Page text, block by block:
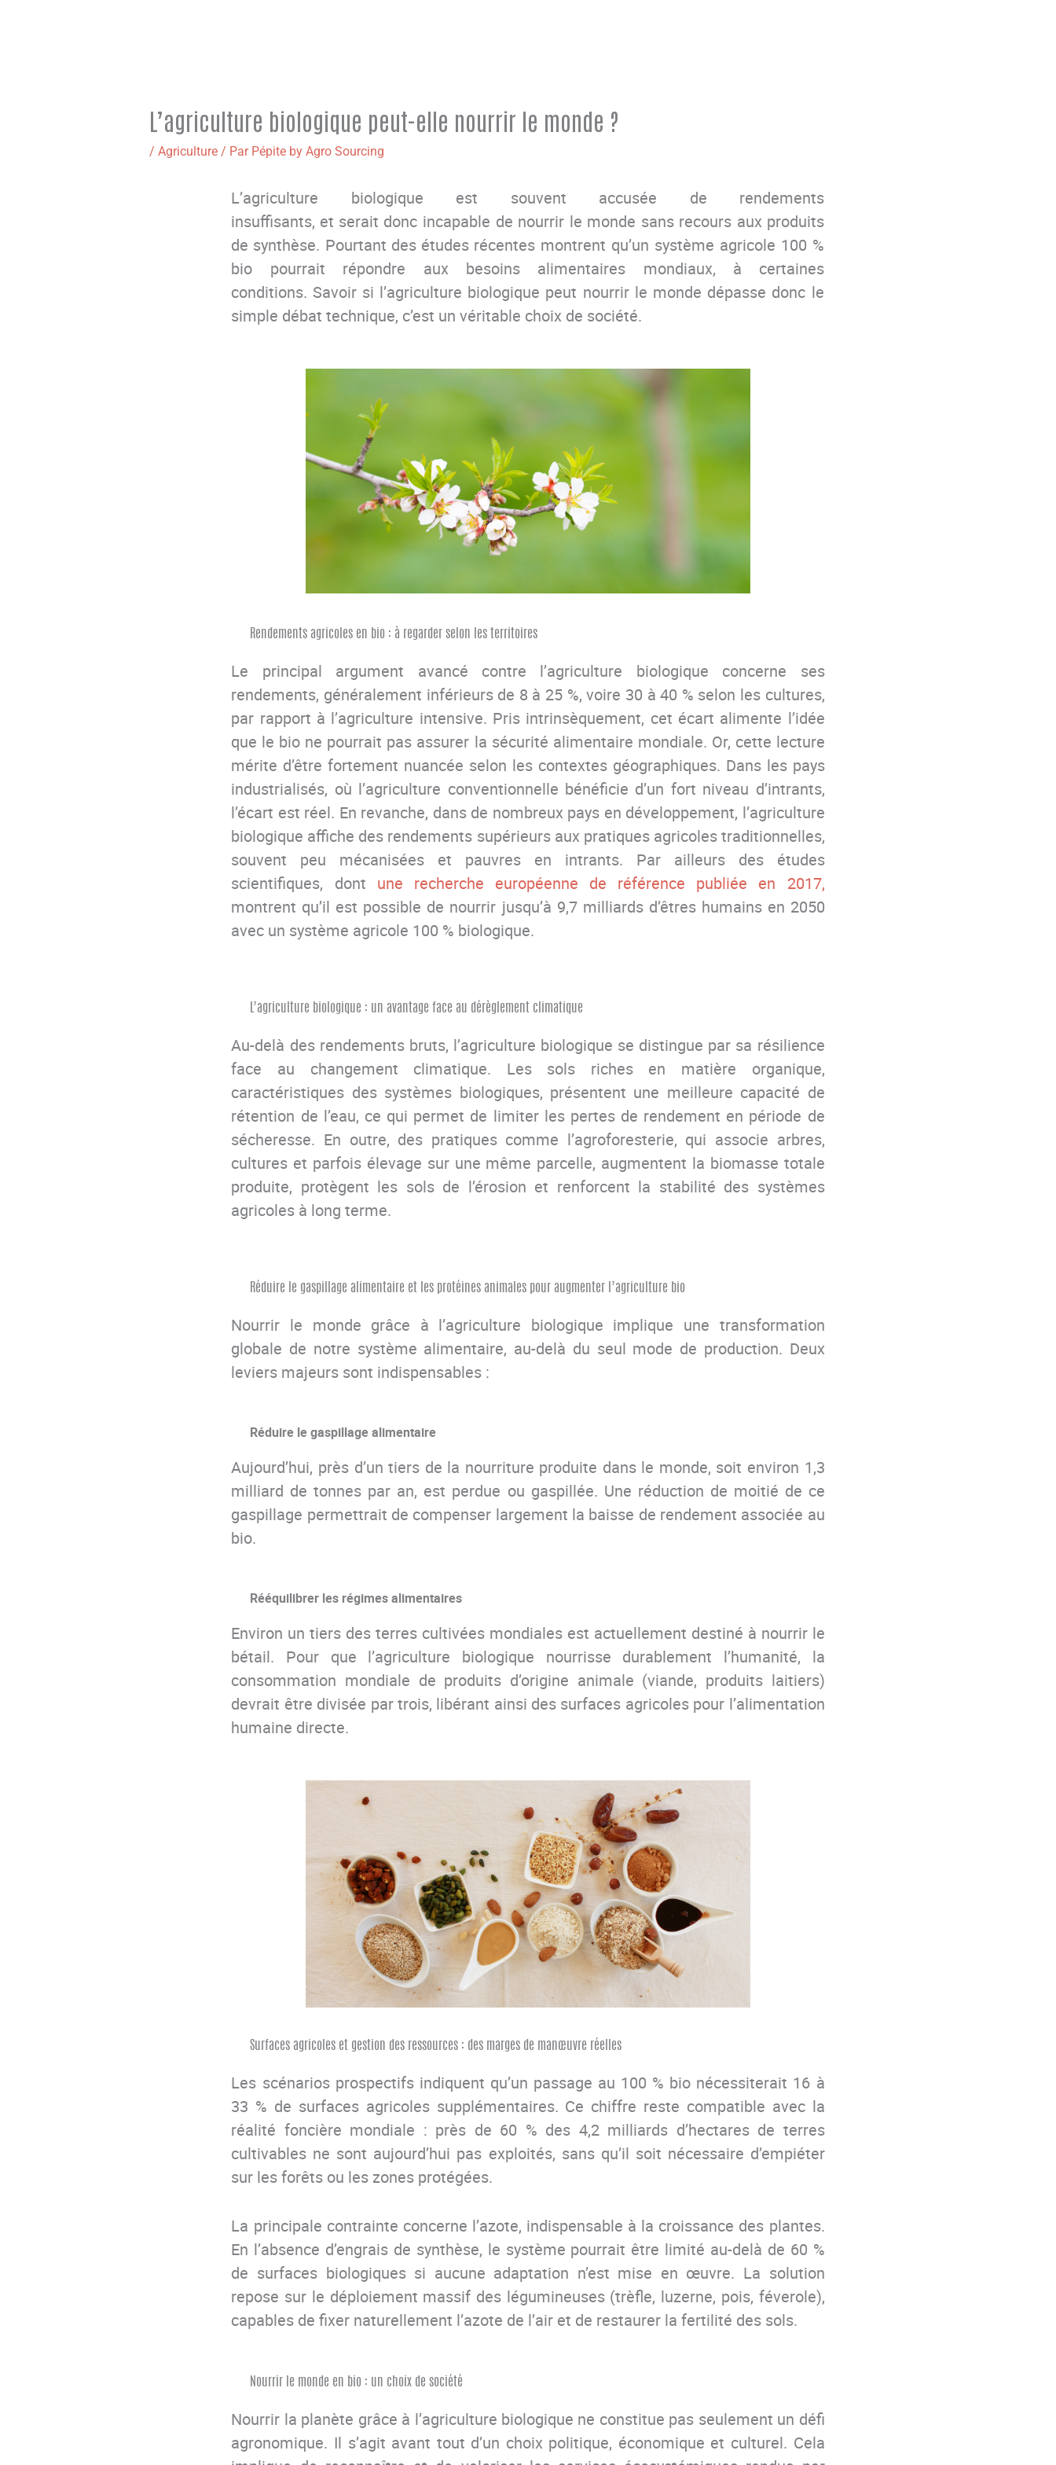
L’agriculture biologique peut-elle nourrir le monde ?
/ Agriculture / Par Pépite by Agro Sourcing
L’agriculture biologique est souvent accusée de rendements
insuffisants, et serait donc incapable de nourrir le monde sans recours aux produits
de synthèse. Pourtant des études récentes montrent qu’un système agricole 100 %
bio pourrait répondre aux besoins alimentaires mondiaux, à certaines
conditions. Savoir si l’agriculture biologique peut nourrir le monde dépasse donc le
simple débat technique, c’est un véritable choix de société.
Rendements agricoles en bio : à regarder selon les territoires
Le principal argument avancé contre l’agriculture biologique concerne ses
rendements, généralement inférieurs de 8 à 25 %, voire 30 à 40 % selon les cultures,
par rapport à l’agriculture intensive. Pris intrinsèquement, cet écart alimente l’idée
que le bio ne pourrait pas assurer la sécurité alimentaire mondiale. Or, cette lecture
mérite d’être fortement nuancée selon les contextes géographiques. Dans les pays
industrialisés, où l’agriculture conventionnelle bénéficie d’un fort niveau d’intrants,
l’écart est réel. En revanche, dans de nombreux pays en développement, l’agriculture
biologique affiche des rendements supérieurs aux pratiques agricoles traditionnelles,
souvent peu mécanisées et pauvres en intrants. Par ailleurs des études
scientifiques, dont une recherche européenne de référence publiée en 2017,
montrent qu’il est possible de nourrir jusqu’à 9,7 milliards d’êtres humains en 2050
avec un système agricole 100 % biologique.
L’agriculture biologique : un avantage face au dérèglement climatique
Au-delà des rendements bruts, l’agriculture biologique se distingue par sa résilience
face au changement climatique. Les sols riches en matière organique,
caractéristiques des systèmes biologiques, présentent une meilleure capacité de
rétention de l’eau, ce qui permet de limiter les pertes de rendement en période de
sécheresse. En outre, des pratiques comme l’agroforesterie, qui associe arbres,
cultures et parfois élevage sur une même parcelle, augmentent la biomasse totale
produite, protègent les sols de l’érosion et renforcent la stabilité des systèmes
agricoles à long terme.
Réduire le gaspillage alimentaire et les protéines animales pour augmenter l’agriculture bio
Nourrir le monde grâce à l’agriculture biologique implique une transformation
globale de notre système alimentaire, au-delà du seul mode de production. Deux
leviers majeurs sont indispensables :
Réduire le gaspillage alimentaire
Aujourd’hui, près d’un tiers de la nourriture produite dans le monde, soit environ 1,3
milliard de tonnes par an, est perdue ou gaspillée. Une réduction de moitié de ce
gaspillage permettrait de compenser largement la baisse de rendement associée au
bio.
Rééquilibrer les régimes alimentaires
Environ un tiers des terres cultivées mondiales est actuellement destiné à nourrir le
bétail. Pour que l’agriculture biologique nourrisse durablement l’humanité, la
consommation mondiale de produits d’origine animale (viande, produits laitiers)
devrait être divisée par trois, libérant ainsi des surfaces agricoles pour l’alimentation
humaine directe.
Surfaces agricoles et gestion des ressources : des marges de manœuvre réelles
Les scénarios prospectifs indiquent qu’un passage au 100 % bio nécessiterait 16 à
33 % de surfaces agricoles supplémentaires. Ce chiffre reste compatible avec la
réalité foncière mondiale : près de 60 % des 4,2 milliards d’hectares de terres
cultivables ne sont aujourd’hui pas exploités, sans qu’il soit nécessaire d’empiéter
sur les forêts ou les zones protégées.
La principale contrainte concerne l’azote, indispensable à la croissance des plantes.
En l’absence d’engrais de synthèse, le système pourrait être limité au-delà de 60 %
de surfaces biologiques si aucune adaptation n’est mise en œuvre. La solution
repose sur le déploiement massif des légumineuses (trèfle, luzerne, pois, féverole),
capables de fixer naturellement l’azote de l’air et de restaurer la fertilité des sols.
Nourrir le monde en bio : un choix de société
Nourrir la planète grâce à l’agriculture biologique ne constitue pas seulement un défi
agronomique. Il s’agit avant tout d’un choix politique, économique et culturel. Cela